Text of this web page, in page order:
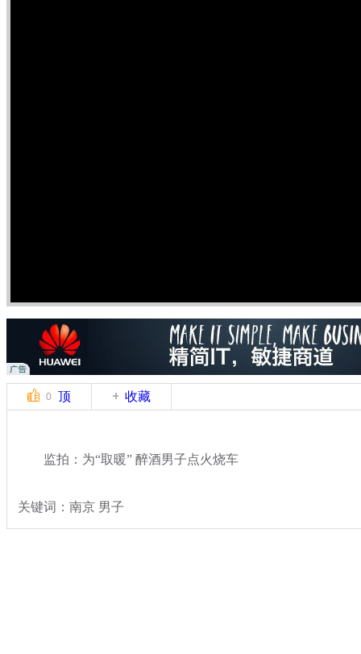
0 顶 收藏
监拍：为“取暖” 醉酒男子点火烧车
关键词：南京 男子